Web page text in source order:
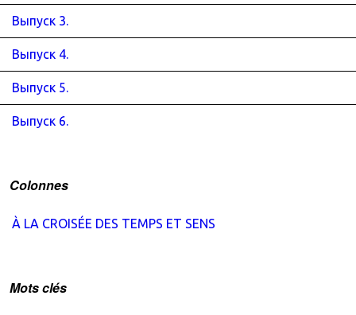
Выпуск 3.
Выпуск 4.
Выпуск 5.
Выпуск 6.
Colonnes
À LA CROISÉE DES TEMPS ET SENS
Mots clés